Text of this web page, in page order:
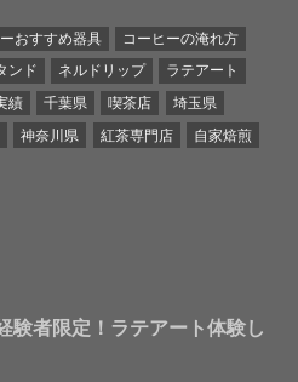
おすすめ器具
コーヒーの淹れ方
ンド ネルドリップ
ラテアート
績 千葉県 喫茶店
埼玉県
神奈川県 紅茶専門店
自家焙煎
験者限定！ラテアート体験し